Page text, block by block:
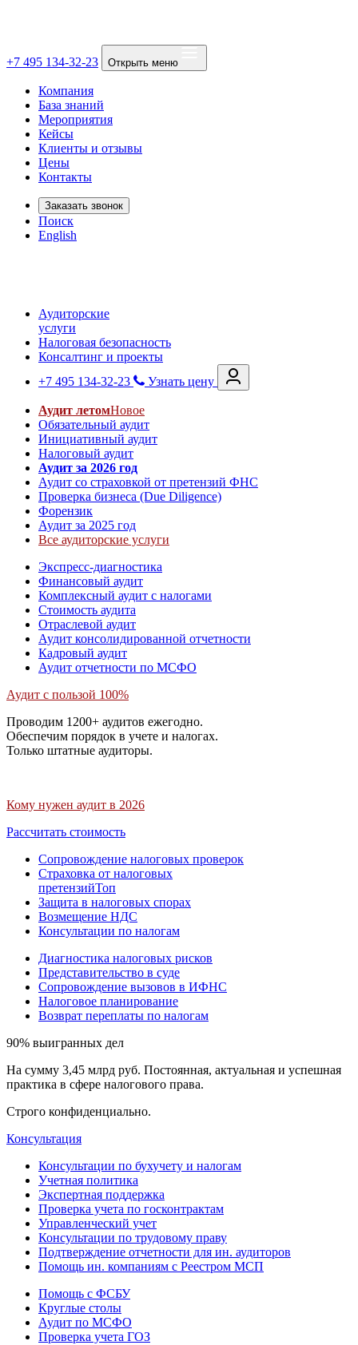
+7 495 134-32-23 Открыть меню
Компания
База знаний
Мероприятия
Кейсы
Клиенты и отзывы
Цены
Контакты
Заказать звонок
Поиск
English
Аудиторские
услуги
Налоговая безопасность
Консалтинг и проекты
+7 495 134-32-23
Узнать цену
Аудит летомНовое
Обязательный аудит
Инициативный аудит
Налоговый аудит
Аудит за 2026 год
Аудит со страховкой от претензий ФНС
Проверка бизнеса (Due Diligence)
Форензик
Аудит за 2025 год
Все аудиторские услуги
Экспресс-диагностика
Финансовый аудит
Комплексный аудит с налогами
Стоимость аудита
Отраслевой аудит
Аудит консолидированной отчетности
Кадровый аудит
Аудит отчетности по МСФО
Аудит с пользой 100%
Проводим 1200+ аудитов ежегодно.
Обеспечим порядок в учете и налогах.
Только штатные аудиторы.
Кому нужен аудит в 2026
Рассчитать стоимость
Сопровождение налоговых проверок
Страховка от налоговых
претензийТоп
Защита в налоговых спорах
Возмещение НДС
Консультации по налогам
Диагностика налоговых рисков
Представительство в суде
Сопровождение вызовов в ИФНС
Налоговое планирование
Возврат переплаты по налогам
90% выигранных дел
На сумму 3,45 млрд руб. Постоянная, актуальная и успешная
практика в сфере налогового права.
Строго конфиденциально.
Консультация
Консультации по бухучету и налогам
Учетная политика
Экспертная поддержка
Проверка учета по госконтрактам
Управленческий учет
Консультации по трудовому праву
Подтверждение отчетности для ин. аудиторов
Помощь ин. компаниям с Реестром МСП
Помощь с ФСБУ
Круглые столы
Аудит по МСФО
Проверка учета ГОЗ